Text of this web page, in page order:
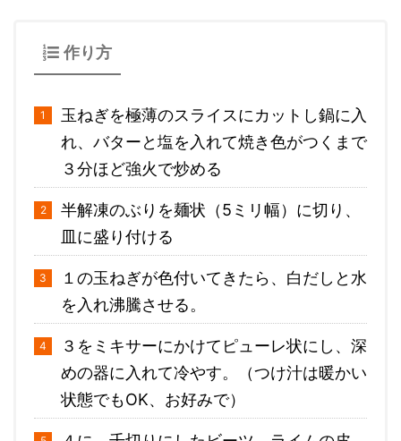
作り方
玉ねぎを極薄のスライスにカットし鍋に入
れ、バターと塩を入れて焼き色がつくまで
３分ほど強火で炒める
半解凍のぶりを麺状（5ミリ幅）に切り、
皿に盛り付ける
１の玉ねぎが色付いてきたら、白だしと水
を入れ沸騰させる。
３をミキサーにかけてピューレ状にし、深
めの器に入れて冷やす。（つけ汁は暖かい
状態でもOK、お好みで）